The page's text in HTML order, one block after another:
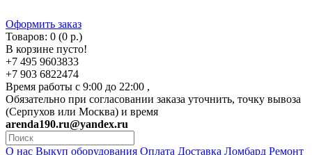
Оформить заказ
Товаров: 0 (0 р.)
В корзине пусто!
+7 495 9603833
+7 903 6822474
Время работы с 9:00 до 22:00 ,
Обязательно при согласовании заказа уточнить, точку вывоза
(Серпухов или Москва) и время
arenda190.ru@yandex.ru
О нас Выкуп оборудования Оплата Доставка Ломбард Ремонт